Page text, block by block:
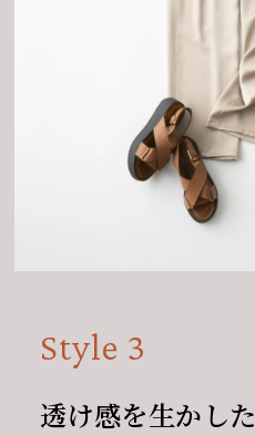
Style 3
透け感を生かした